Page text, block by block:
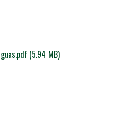
(5.94 MB)